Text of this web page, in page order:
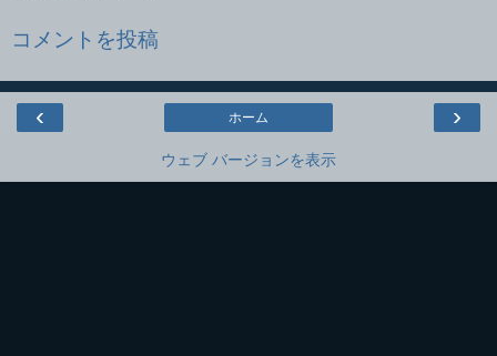
コメントを投稿
‹ ›
ホーム
ウェブ バージョンを表示